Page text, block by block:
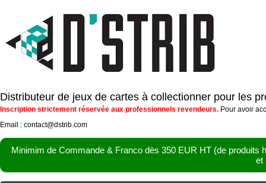
Distributeur de jeux de cartes à collectionner pour les
Inscription strictement réservée aux professionnels revendeurs. Pour avoir
Email : contact@dstrib.com
Minimim de Commande & Franco dès 350 EUR HT (de
et